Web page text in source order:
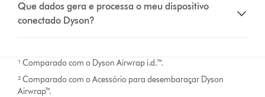
Que dados gera e processa o meu dispositivo
conectado Dyson?
¹ Comparado com o Dyson Airwrap i.d.™.
² Comparado com o Acessório para desembaraçar Dyson
Airwrap™.